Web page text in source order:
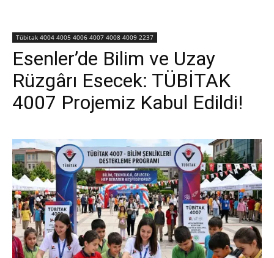
Tübitak 4004 4005 4006 4007 4008 4009 2237
Esenler’de Bilim ve Uzay
Rüzgârı Esecek: TÜBİTAK
4007 Projemiz Kabul Edildi!